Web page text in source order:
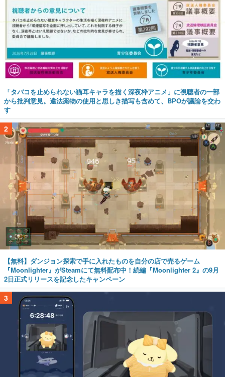
「タバコを止められない猫耳キャラを描く深夜枠アニメ」に視聴者の一部
から批判意見。違法薬物の使用と思しき描写も含めて、BPOが議論を交わ
す
2
【無料】ダンジョン探索で手に入れたものを自分の店で売るゲーム
『Moonlighter』がSteamにて無料配布中！続編『Moonlighter 2』の9月
2日正式リリースを記念したキャンペーン
3